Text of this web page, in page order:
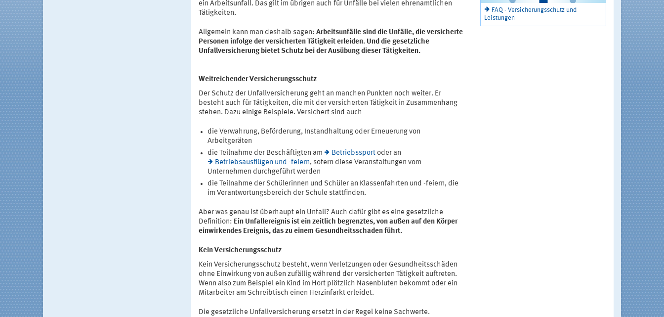
ein Arbeitsunfall. Das gilt im übrigen auch für Unfälle bei vielen ehrenamtlichen
Tätigkeiten.
Allgemein kann man deshalb sagen: Arbeitsunfälle sind die Unfälle, die versicherte
Personen infolge der versicherten Tätigkeit erleiden. Und die gesetzliche
Unfallversicherung bietet Schutz bei der Ausübung dieser Tätigkeiten.
Weitreichender Versicherungsschutz
Der Schutz der Unfallversicherung geht an manchen Punkten noch weiter. Er
besteht auch für Tätigkeiten, die mit der versicherten Tätigkeit in Zusammenhang
stehen. Dazu einige Beispiele. Versichert sind auch
die Verwahrung, Beförderung, Instandhaltung oder Erneuerung von
Arbeitgeräten
die Teilnahme der Beschäftigten am
Betriebssportoder an
Betriebsausflügen und -feiern, sofern diese Veranstaltungen vom
Unternehmen durchgeführt werden
die Teilnahme der Schülerinnen und Schüler an Klassenfahrten und -feiern, die
im Verantwortungsbereich der Schule stattfinden.
Aber was genau ist überhaupt ein Unfall? Auch dafür gibt es eine gesetzliche
Definition: Ein Unfallereignis ist ein zeitlich begrenztes, von außen auf den Körper
einwirkendes Ereignis, das zu einem Gesundheitsschaden führt.
Kein Versicherungsschutz
Kein Versicherungsschutz besteht, wenn Verletzungen oder Gesundheitsschäden
ohne Einwirkung von außen zufällig während der versicherten Tätigkeit auftreten.
Wenn also zum Beispiel ein Kind im Hort plötzlich Nasenbluten bekommt oder ein
Mitarbeiter am Schreibtisch einen Herzinfarkt erleidet.
Die gesetzliche Unfallversicherung ersetzt in der Regel keine Sachwerte.
FAQ - Versicherungsschutz und
Leistungen